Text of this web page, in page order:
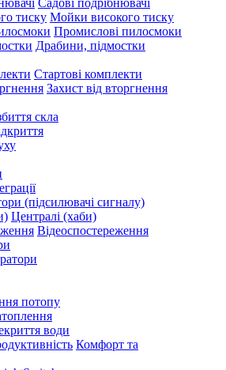
Садові подрібнювачі
Мойки високого тиску
Промислові пилосмоки
Драбини, підмостки
Стартові комплекти
Захист від вторгнення
скла
(підсилювачі сигналу)
Централі (хаби)
Відеоспостереження
потопу
води
Комфорт та